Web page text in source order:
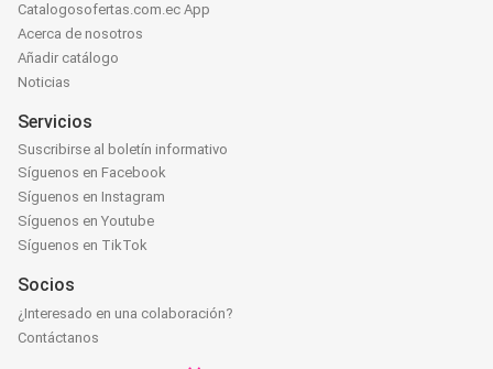
Catalogosofertas.com.ec App
Acerca de nosotros
Añadir catálogo
Noticias
Servicios
Suscribirse al boletín informativo
Síguenos en Facebook
Síguenos en Instagram
Síguenos en Youtube
Síguenos en TikTok
Socios
¿Interesado en una colaboración?
Contáctanos